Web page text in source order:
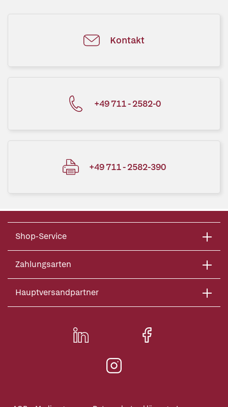
Kontakt
+49 711 - 2582-0
+49 711 - 2582-390
Shop-Service
Zahlungsarten
Hauptversandpartner